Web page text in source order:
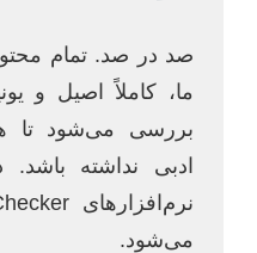
صد در صد. تمام
ما، کاملاً اصیل و
بررسی می‌شود تا
ادبی نداشته
می‌شود.